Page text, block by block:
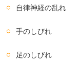
自律神経の乱れ
手のしびれ
足のしびれ